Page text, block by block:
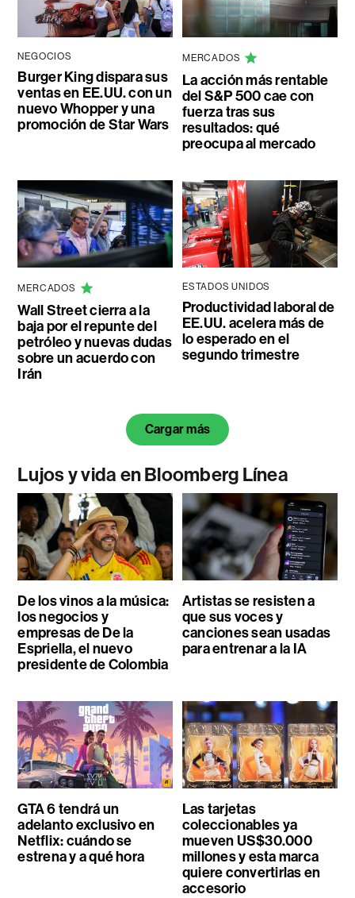
NEGOCIOS
Burger King dispara sus
ventas en EE.UU. con un
nuevo Whopper y una
promoción de Star Wars
MERCADOS
La acción más rentable
del S&P 500 cae con
fuerza tras sus
resultados: qué
preocupa al mercado
MERCADOS
Wall Street cierra a la
baja por el repunte del
petróleo y nuevas dudas
sobre un acuerdo con
Irán
ESTADOS UNIDOS
Productividad laboral de
EE.UU. acelera más de
lo esperado en el
segundo trimestre
Cargar más
Lujos y vida en Bloomberg Línea
De los vinos a la música:
los negocios y
empresas de De la
Espriella, el nuevo
presidente de Colombia
Artistas se resisten a
que sus voces y
canciones sean usadas
para entrenar a la IA
GTA 6 tendrá un
adelanto exclusivo en
Netflix: cuándo se
estrena y a qué hora
Las tarjetas
coleccionables ya
mueven US$30.000
millones y esta marca
quiere convertirlas en
accesorio